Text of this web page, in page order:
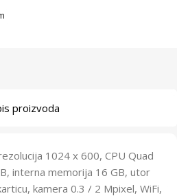
proizvoda
1024 x 600, CPU Quad
interna memorija 16 GB, utor
kamera 0.3 / 2 Mpixel, WiFi,